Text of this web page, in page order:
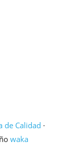
de Calidad ·
waka